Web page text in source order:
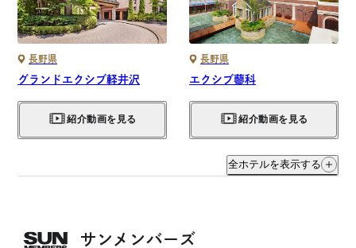
長野県
グランドエクシブ軽井沢
紹介動画を見る
長野県
エクシブ蓼科
紹介動画を見る
全ホテルを表示する
サンメンバーズ